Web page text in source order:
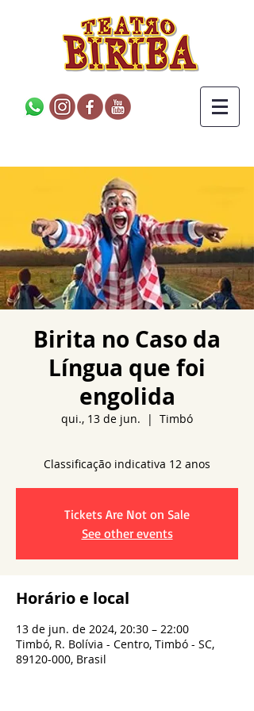
Birita no Caso da
Língua que foi
engolida
qui., 13 de jun.
  |
Timbó
Classificação indicativa 12 anos
Tickets Are Not on Sale
See other events
Horário e local
13 de jun. de 2024, 20:30 – 22:00
Timbó, R. Bolívia - Centro, Timbó - SC,
89120-000, Brasil